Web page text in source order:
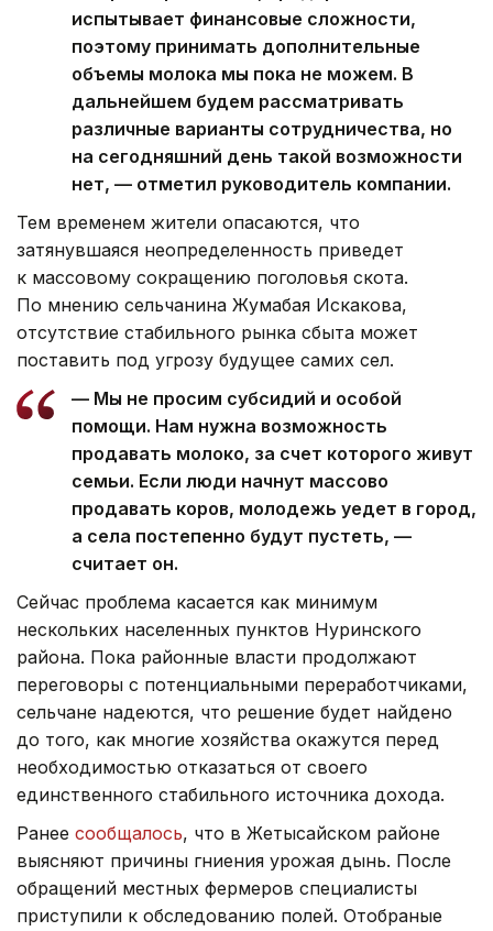
испытывает финансовые сложности,
поэтому принимать дополнительные
объемы молока мы пока не можем. В
дальнейшем будем рассматривать
различные варианты сотрудничества, но
на сегодняшний день такой возможности
нет, — отметил руководитель компании.
Тем временем жители опасаются, что
затянувшаяся неопределенность приведет
к массовому сокращению поголовья скота.
По мнению сельчанина Жумабая Искакова,
отсутствие стабильного рынка сбыта может
поставить под угрозу будущее самих сел.
— Мы не просим субсидий и особой
помощи. Нам нужна возможность
продавать молоко, за счет которого живут
семьи. Если люди начнут массово
продавать коров, молодежь уедет в город,
а села постепенно будут пустеть, —
считает он.
Сейчас проблема касается как минимум
нескольких населенных пунктов Нуринского
района. Пока районные власти продолжают
переговоры с потенциальными переработчиками,
сельчане надеются, что решение будет найдено
до того, как многие хозяйства окажутся перед
необходимостью отказаться от своего
единственного стабильного источника дохода.
Ранее сообщалось, что в Жетысайском районе
выясняют причины гниения урожая дынь. После
обращений местных фермеров специалисты
приступили к обследованию полей. Отобраные